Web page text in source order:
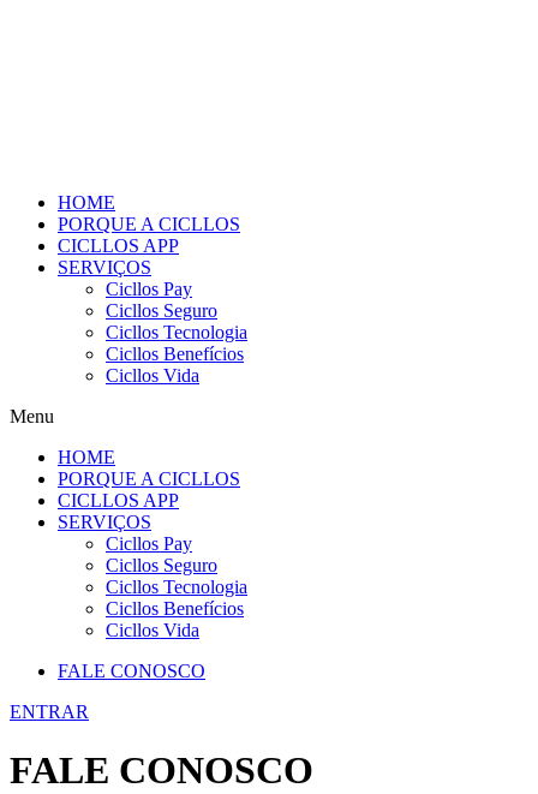
HOME
PORQUE A CICLLOS
CICLLOS APP
SERVIÇOS
Cicllos Pay
Cicllos Seguro
Cicllos Tecnologia
Cicllos Benefícios
Cicllos Vida
Menu
HOME
PORQUE A CICLLOS
CICLLOS APP
SERVIÇOS
Cicllos Pay
Cicllos Seguro
Cicllos Tecnologia
Cicllos Benefícios
Cicllos Vida
FALE CONOSCO
ENTRAR
FALE CONOSCO